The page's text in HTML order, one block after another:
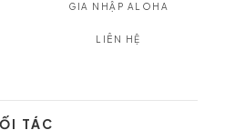
GIA NHẬP ALOHA
LIÊN HỆ
TÁC